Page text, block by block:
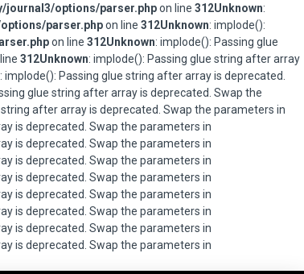
options/parser.phpon line 312Unknown:
parser.phpon line 312Unknown: implode():
on line 312Unknown: implode(): Passing glue
312Unknown: implode(): Passing glue string after array
: implode(): Passing glue string after array is deprecated.
glue string after array is deprecated. Swap the
after array is deprecated. Swap the parameters in
is deprecated. Swap the parameters in
is deprecated. Swap the parameters in
is deprecated. Swap the parameters in
is deprecated. Swap the parameters in
is deprecated. Swap the parameters in
is deprecated. Swap the parameters in
is deprecated. Swap the parameters in
is deprecated. Swap the parameters in